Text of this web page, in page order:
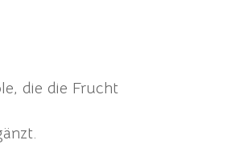
die die Frucht